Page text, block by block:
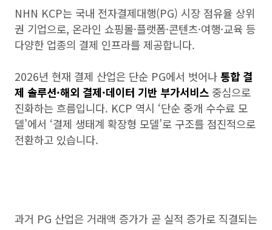
NHN KCP는 국내 전자결제대행(PG) 시장 점유율 상위
권 기업으로, 온라인 쇼핑몰·플랫폼·콘텐츠·여행·교육 등
다양한 업종의 결제 인프라를 제공합니다.
2026년 현재 결제 산업은 단순 PG에서 벗어나 통합 결
제 솔루션·해외 결제·데이터 기반 부가서비스 중심으로
진화하는 흐름입니다. KCP 역시 ‘단순 중개 수수료 모
델’에서 ‘결제 생태계 확장형 모델’로 구조를 점진적으로
전환하고 있습니다.
과거 PG 산업은 거래액 증가가 곧 실적 증가로 직결되는